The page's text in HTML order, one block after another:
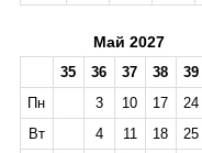
Май 2027
35 36 37 38
39
Пн
3 10 17
24
Вт
4 11 18
25